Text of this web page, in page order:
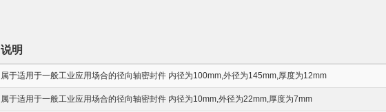
说明
属于适用于一般工业应用场合的径向轴密封件 内径为100mm,外径为145mm,厚度为12mm
属于适用于一般工业应用场合的径向轴密封件 内径为10mm,外径为22mm,厚度为7mm